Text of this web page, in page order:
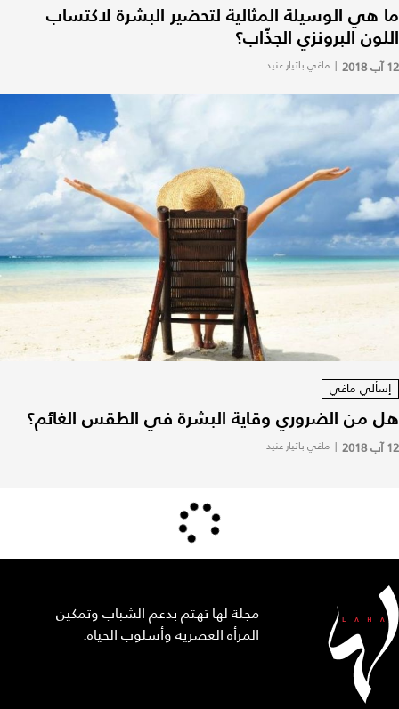
ما هي الوسيلة المثالية لتحضير البشرة لاكتساب
اللون البرونزي الجذّاب؟
12 آب 2018 | ماغي باتيار عنيد
إسألي ماغي
هل من الضروري وقاية البشرة في الطقس الغائم؟
12 آب 2018 | ماغي باتيار عنيد
مجلة لها تهتم بدعم الشباب وتمكين
المرأة العصرية وأسلوب الحياة.